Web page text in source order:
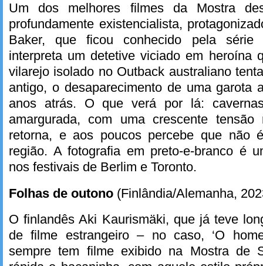
Um dos melhores filmes da Mostra
profundamente existencialista,
Baker, que ficou conhecido pela série
interpreta um detetive viciado em heroína
vilarejo isolado no Outback australiano
antigo, o desaparecimento de uma garota
anos atrás. O que verá por lá:
amargurada, com uma crescente
retorna, e aos poucos percebe que não
região. A fotografia em preto-e-branco é
nos festivais de Berlim e Toronto.
Folhas de outono (Finlândia/Alemanha,
O finlandês Aki Kaurismäki, que já teve
de filme estrangeiro – no caso, ‘O
sempre tem filme exibido na Mostra de